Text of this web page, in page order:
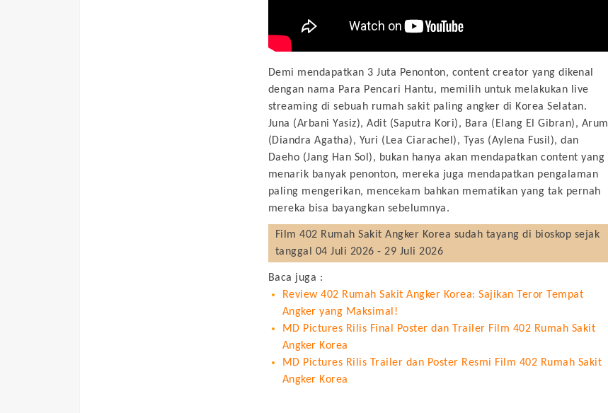
Demi mendapatkan 3 Juta Penonton, content creator yang dikenal
dengan nama Para Pencari Hantu, memilih untuk melakukan live
streaming di sebuah rumah sakit paling angker di Korea Selatan.
Juna (Arbani Yasiz), Adit (Saputra Kori), Bara (Elang El Gibran), Arum
(Diandra Agatha), Yuri (Lea Ciarachel), Tyas (Aylena Fusil), dan
Daeho (Jang Han Sol), bukan hanya akan mendapatkan content yang
menarik banyak penonton, mereka juga mendapatkan pengalaman
paling mengerikan, mencekam bahkan mematikan yang tak pernah
mereka bisa bayangkan sebelumnya.
Film 402 Rumah Sakit Angker Korea sudah tayang di bioskop sejak
tanggal 04 Juli 2026 - 29 Juli 2026
Baca juga :
Review 402 Rumah Sakit Angker Korea: Sajikan Teror Tempat
Angker yang Maksimal!
MD Pictures Rilis Final Poster dan Trailer Film 402 Rumah Sakit
Angker Korea
MD Pictures Rilis Trailer dan Poster Resmi Film 402 Rumah Sakit
Angker Korea